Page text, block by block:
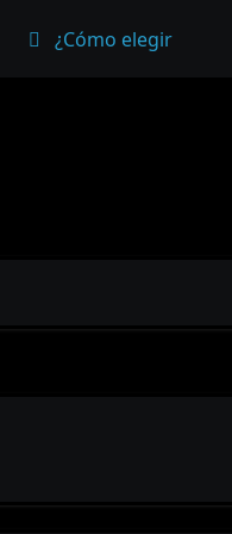
¿Cómo elegir un